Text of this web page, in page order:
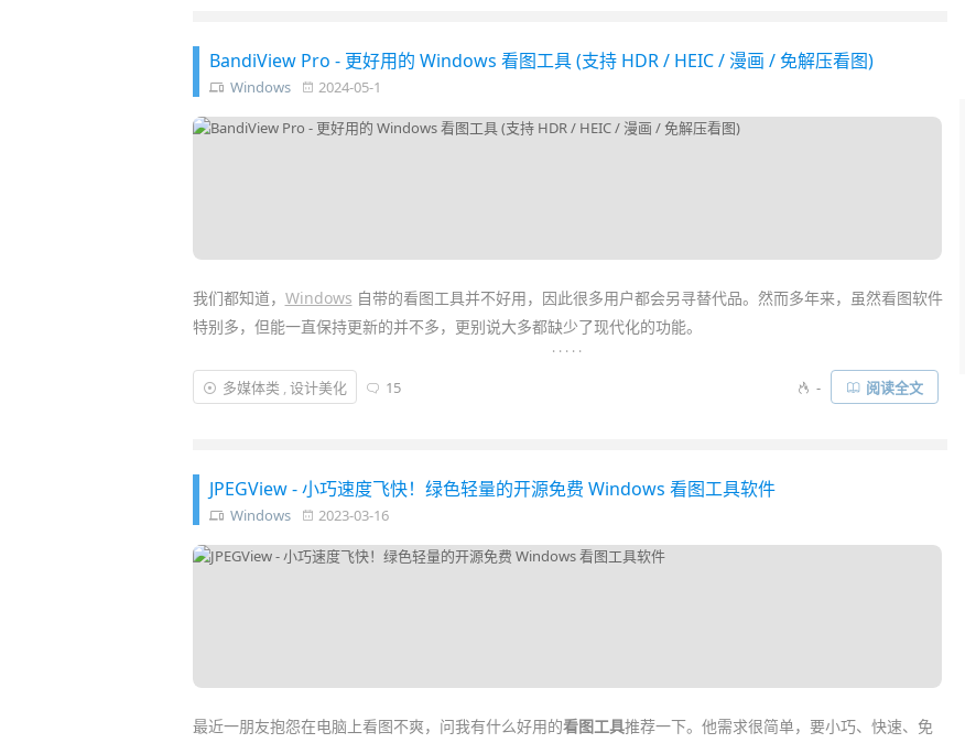
BandiView Pro - 更好用的 Windows 看图工具 (支持 HDR / HEIC / 漫画 / 免解压看图)
Windows 2024-05-1
我们都知道， Windows 自带的看图工具并不好用，因此很多用户都会另寻替代品。然而多年来，虽然看图软件
特别多，但能一直保持更新的并不多，更别说大多都缺少了现代化的功能。
BandiView是热门看图工具HoneyView
」经典解压缩软件团队之手。
相比过去的图片查看器，
加入了大量现代化功能特性，比如支持 HDR 照片高动态范围效果、支持
. . . . .
多媒体类 ,设计美化 15 - 阅读全文
JPEGView - 小巧速度飞快！绿色轻量的开源免费 Windows 看图工具软件
Windows 2023-03-16
最近一朋友抱怨在电脑上看图不爽，问我有什么好用的看图工具推荐一下。他需求很简单，要小巧、快速、免